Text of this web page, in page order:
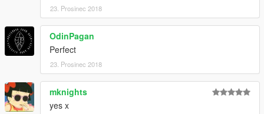
23. Prosinec 2018
OdinPagan
Perfect
23. Prosinec 2018
mknights
yes x